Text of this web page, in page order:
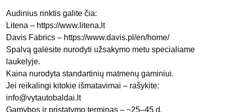
Audinius rinktis galite čia:
Litena – https://www.litena.lt
Davis Fabrics – https://www.davis.pl/en/home/
Spalvą galėsite nurodyti užsakymo metu specialiame
laukelyje.
Kaina nurodyta standartinių matmenų gaminiui.
Jei reikalingi kitokie išmatavimai – rašykite:
info@vytautobaldai.lt
Gamybos ir pristatymo terminas – ~25–45 d.